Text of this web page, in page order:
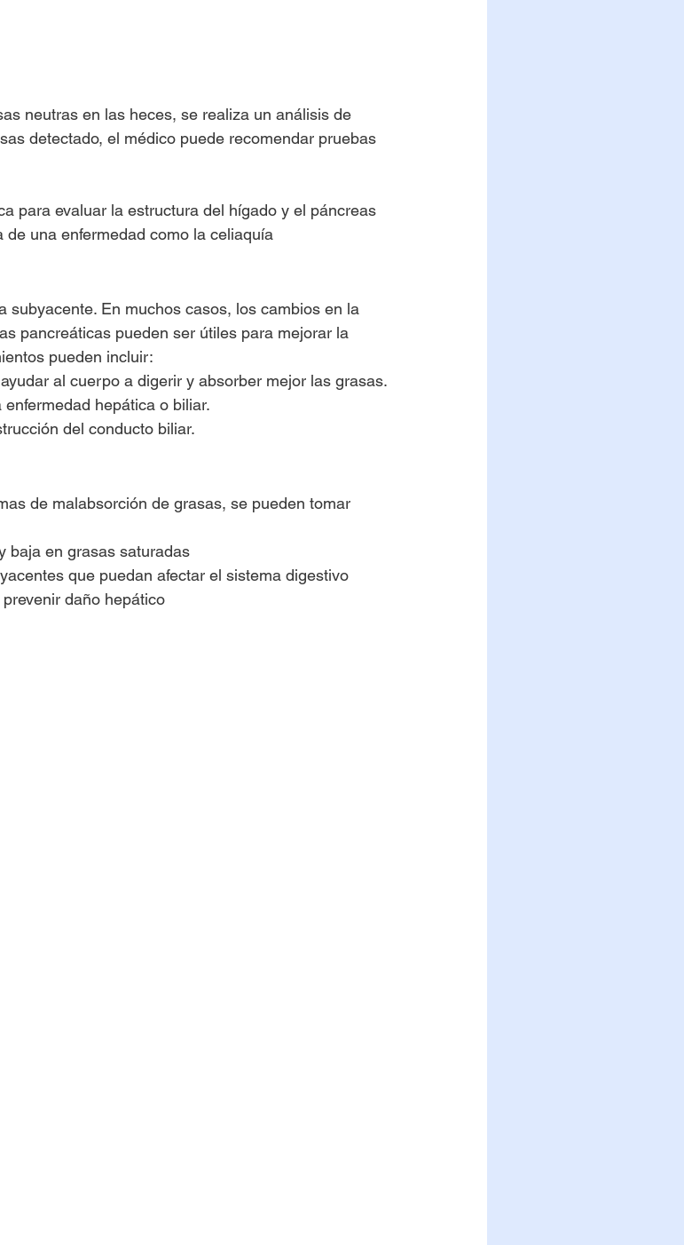
neutras en las heces, se realiza un análisis de
detectado, el médico puede recomendar pruebas
para evaluar la estructura del hígado y el páncreas
una enfermedad como la celiaquía
subyacente. En muchos casos, los cambios en la
pancreáticas pueden ser útiles para mejorar la
pueden incluir:
al cuerpo a digerir y absorber mejor las grasas.
enfermedad hepática o biliar.
del conducto biliar.
de malabsorción de grasas, se pueden tomar
baja en grasas saturadas
que puedan afectar el sistema digestivo
daño hepático